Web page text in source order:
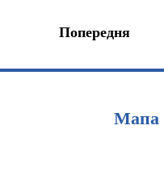
Попередня
Мапа